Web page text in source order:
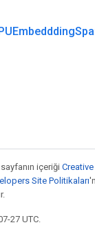
içeriği
Site Politikaları
27 UTC.